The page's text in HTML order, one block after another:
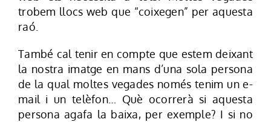
trobem llocs web que “coixegen” per aquesta
raó.
També cal tenir en compte que estem deixant
la nostra imatge en mans d’una sola persona
de la qual moltes vegades només tenim un e-
mail i un telèfon… Què ocorrerà si aquesta
persona agafa la baixa, per exemple? I si no